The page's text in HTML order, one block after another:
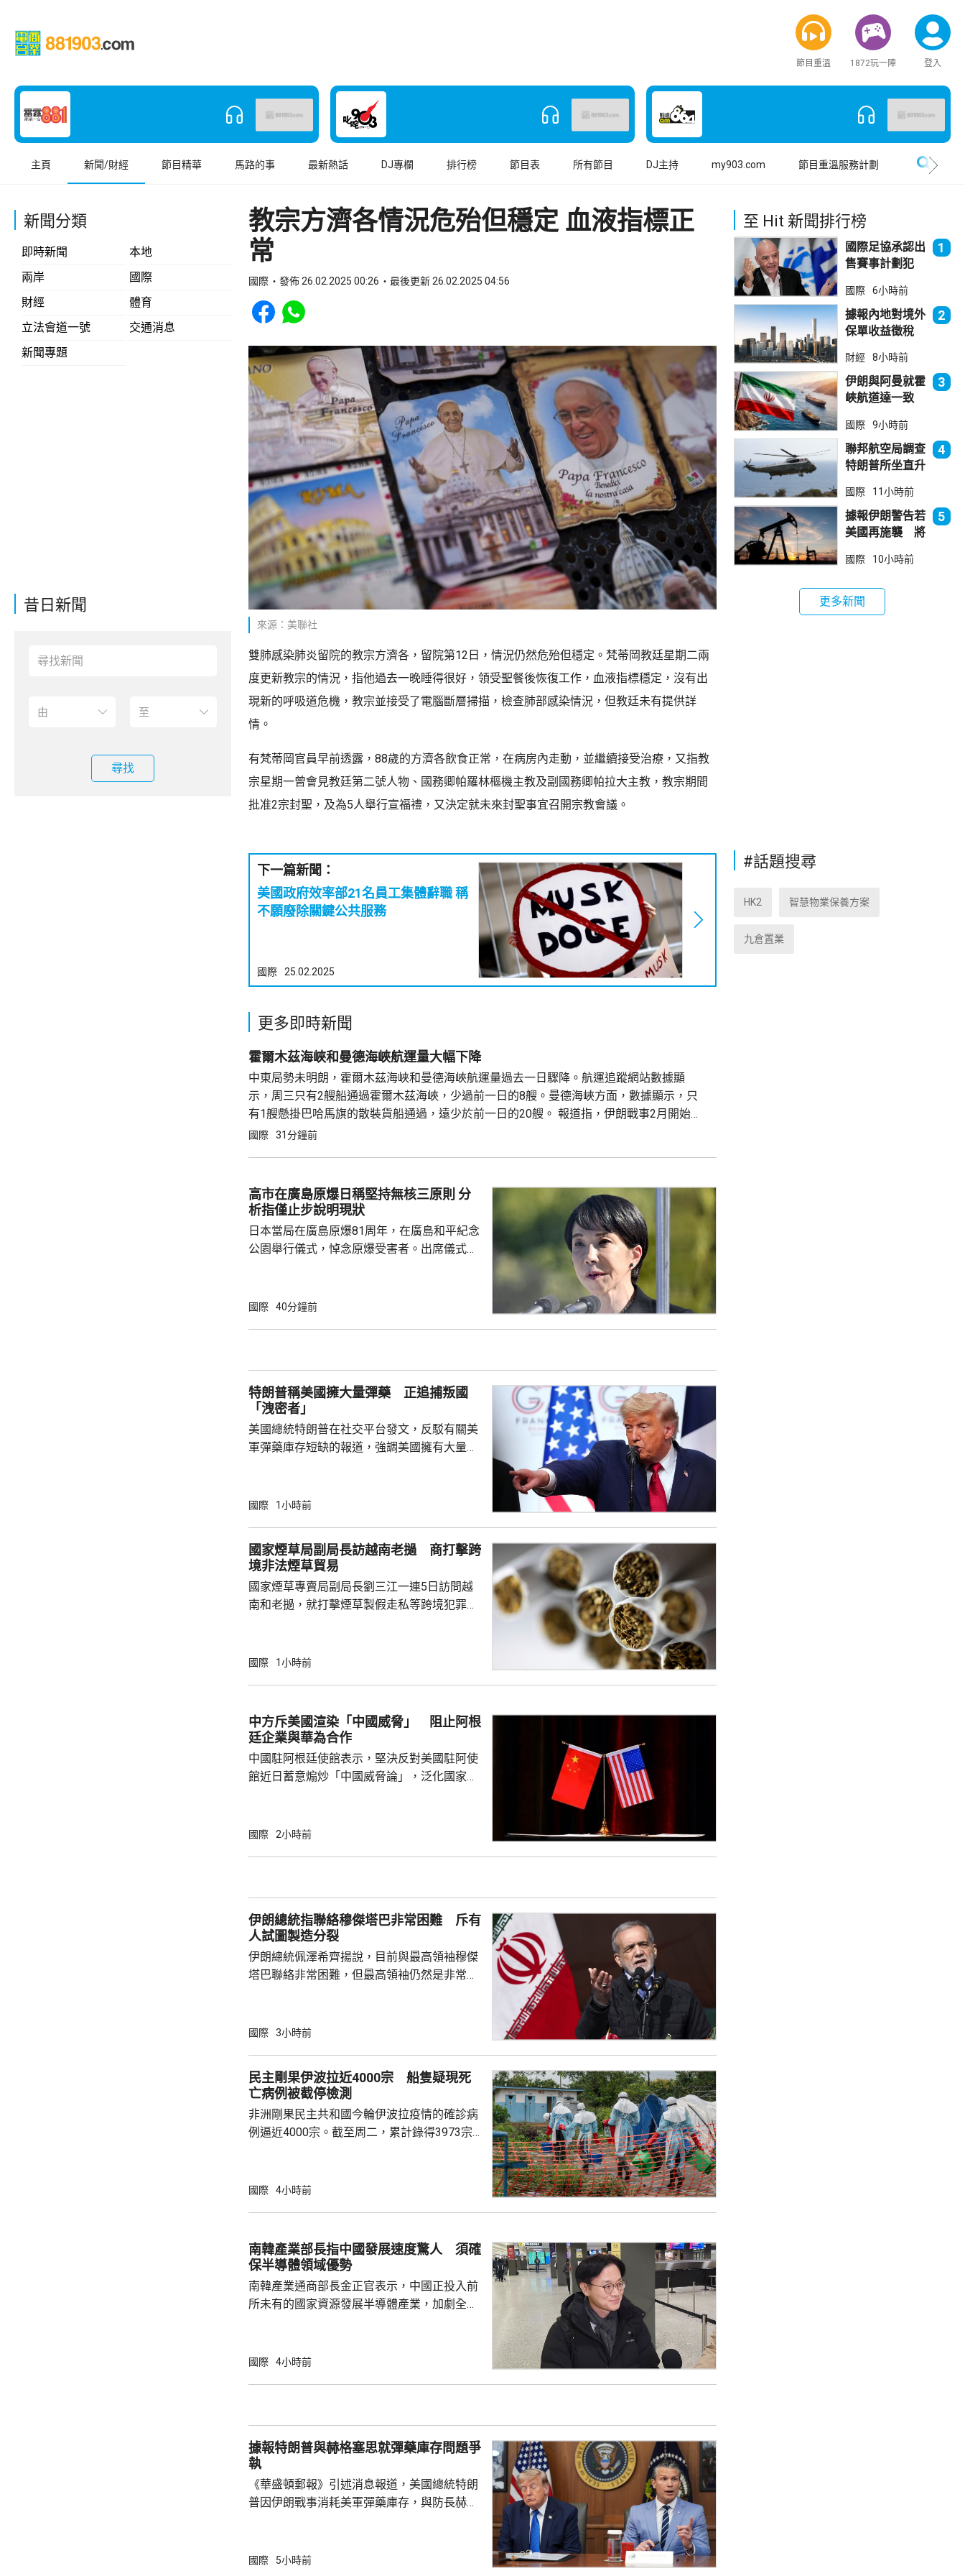
節目重溫 1872玩一陣 登入
主頁 新聞/財經 節目精華 馬路的事 最新熱話 DJ專欄 排行榜 節目表 所有節目 DJ主持 my903.com 節目重溫服務計劃
新聞分類
即時新聞
本地
兩岸
國際
財經
體育
立法會道一號
交通消息
新聞專題
昔日新聞
尋找
教宗方濟各情況危殆但穩定 血液指標正
常
國際 發佈 26.02.2025 00:26 最後更新 26.02.2025 04:56
Share to Facebook
Share to WhatsApp
來源：美聯社
雙肺感染肺炎留院的教宗方濟各，留院第12日，情況仍然危殆但穩定。梵蒂岡教廷星期二兩
度更新教宗的情況，指他過去一晚睡得很好，領受聖餐後恢復工作，血液指標穩定，沒有出
現新的呼吸道危機，教宗並接受了電腦斷層掃描，檢查肺部感染情況，但教廷未有提供詳
情。
有梵蒂岡官員早前透露，88歲的方濟各飲食正常，在病房內走動，並繼續接受治療，又指教
宗星期一曾會見教廷第二號人物、國務卿帕羅林樞機主教及副國務卿帕拉大主教，教宗期間
批准2宗封聖，及為5人舉行宣福禮，又決定就未來封聖事宜召開宗教會議。
下一篇新聞：
美國政府效率部21名員工集體辭職 稱
不願廢除關鍵公共服務
國際 25.02.2025
更多即時新聞
霍爾木茲海峽和曼德海峽航運量大幅下降
中東局勢未明朗，霍爾木茲海峽和曼德海峽航運量過去一日驟降。航運追蹤網站數據顯
示，周三只有2艘船通過霍爾木茲海峽，少過前一日的8艘。曼德海峽方面，數據顯示，只
有1艘懸掛巴哈馬旗的散裝貨船通過，遠少於前一日的20艘。 報道指，伊朗戰事2月開始
前，每日約有130至140艘船通過霍爾木茲海峽，而曼德海峽就每日有60至70艘船過航。與
國際 31分鐘前
高市在廣島原爆日稱堅持無核三原則 分
析指僅止步說明現狀
日本當局在廣島原爆81周年，在廣島和平紀念
公園舉行儀式，悼念原爆受害者。出席儀式的
懈努力的使命，強調將繼續堅持「無核三原
明，可能反映高市一貫主張修改無核三原則的
意向。 高市在就任首相前就一直主張修改...
國際 40分鐘前
特朗普稱美國擁大量彈藥 正追捕叛國
「洩密者」
美國總統特朗普在社交平台發文，反駁有關美
軍彈藥庫存短缺的報道，強調美國擁有大量彈
來最多的工廠。特朗普又指，一些「洩密者」
事而出現短缺後，特朗普上星期在內閣會議質
問防長赫格塞思，為何自己會被誤導，以為彈
藥問題已解決。白宮否認報道，強調特朗...
國際 1小時前
國家煙草局副局長訪越南老撾 商打擊跨
境非法煙草貿易
國家煙草專賣局副局長劉三江一連5日訪問越
南和老撾，就打擊煙草製假走私等跨境犯罪和
工作會談，就加強執法協作和情報信息互通、
三江說，希望充分發揮北部灣海域聯合巡邏機
制作用，深化信息共享和情報互通。 劉三江在
老撾亦與當地公安部有關負責人舉行工作...
國際 1小時前
中方斥美國渲染「中國威脅」 阻止阿根
廷企業與華為合作
中國駐阿根廷使館表示，堅決反對美國駐阿使
館近日蓄意煽炒「中國威脅論」，泛化國家安
與偏見，極不尊重他國主權並嚴重破壞自由市
對華認知，停止霸權行徑和政治操弄。 中方又
指，美國駐阿根廷大使拉梅拉斯4月時亦...
國際 2小時前
伊朗總統指聯絡穆傑塔巴非常困難 斥有
人試圖製造分裂
伊朗總統佩澤希齊揚說，目前與最高領袖穆傑
塔巴聯絡非常困難，但最高領袖仍然是非常重
程，試圖在伊朗內部製造分裂。 伊朗國營電視
果相關程序推進，他也會接受。舉例指穆傑塔
巴最近收到相關委員會提交報告後表示，只要
報告中的方案獲四分三票數支持，他就會接...
國際 3小時前
民主剛果伊波拉近4000宗 船隻疑現死
亡病例被截停檢測
非洲剛果民主共和國今輪伊波拉疫情的確診病
例逼近4000宗。截至周二，累計錄得3973宗
衛生部表示，涉事船隻由疫區之一、東部喬波
隨即展開追蹤，並在首都金沙薩約65公里外的
河道截停這艘船。有關部門已在周邊設立警戒
國際 4小時前
南韓產業部長指中國發展速度驚人 須確
保半導體領域優勢
南韓產業通商部長金正官表示，中國正投入前
所未有的國家資源發展半導體產業，加劇全球
一個論壇上表示，預計到2030年前，全球記憶
迫，而南韓的半導體產業仍然有能力擴張，政
府應該透過投資電力和供水等基礎設施...
國際 4小時前
據報特朗普與赫格塞思就彈藥庫存問題爭
執
《華盛頓郵報》引述消息報道，美國總統特朗
普因伊朗戰事消耗美軍彈藥庫存，與防長赫格
題已經解決，但後來得知彈藥短缺，質問赫格
國際 5小時前
至 Hit 新聞排行榜
國際足協承認出
售賽事計劃犯
持恩芬天奴
1
國際 6小時前
據報內地對境外
保單收益徵稅
倫敦股價急跌
2
財經 8小時前
伊朗與阿曼就霍
峽航道達一致
海
3
國際 9小時前
聯邦航空局調查
特朗普所坐直升
全事件
4
國際 11小時前
據報伊朗警告若
美國再施襲 將
能源設施
5
國際 10小時前
更多新聞
#話題搜尋
HK2 智慧物業保養方案
九倉置業